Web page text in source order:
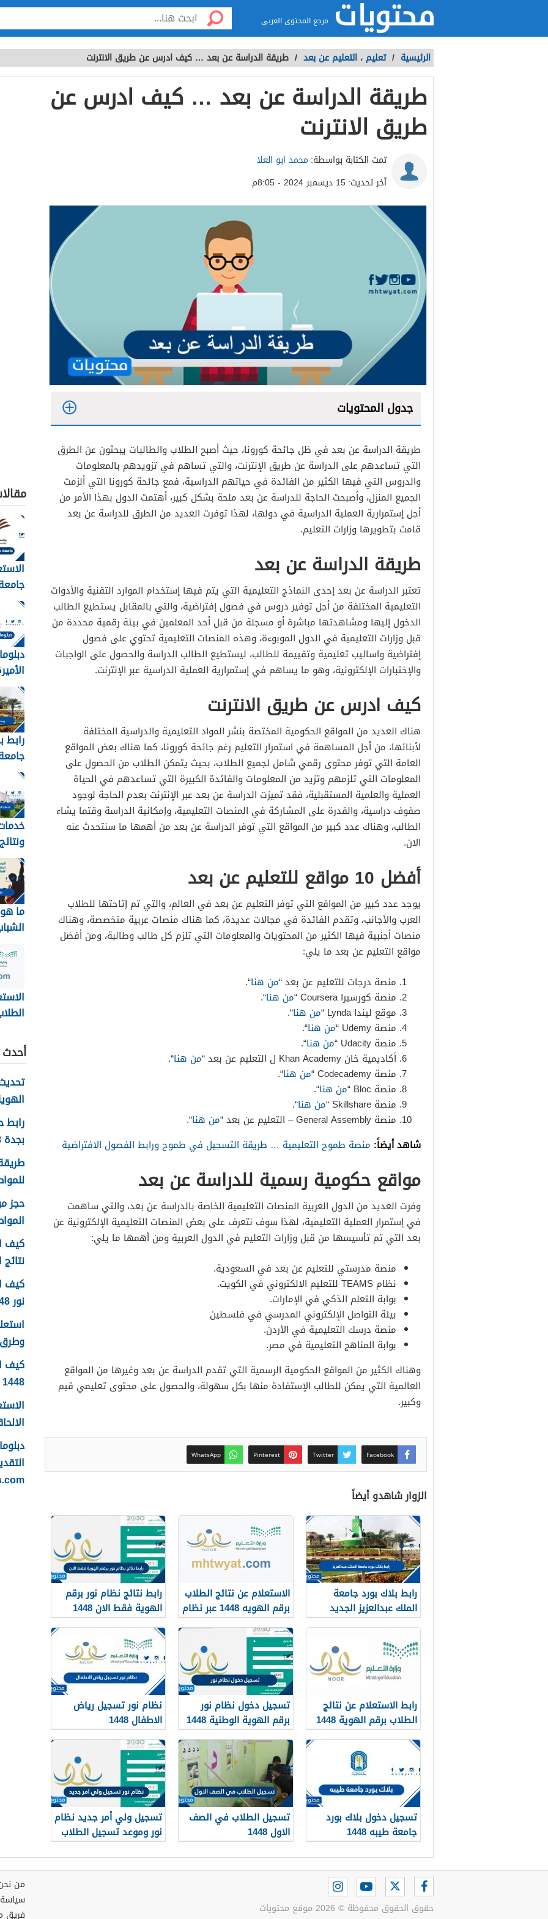
مرجع المحتوى العربي
الرئيسية / تعليم ، التعليم عن بعد / طريقة الدراسة عن بعد … كيف ادرس عن طريق الانترنت
طريقة الدراسة عن بعد … كيف ادرس عن
طريق الانترنت
تمت الكتابة بواسطة: محمد ابو العلا
آخر تحديث:15 ديسمبر 2024 - 8:05م
جدول المحتويات
طريقة الدراسة عن بعد في ظل جائحة كورونا، حيث أصبح الطلاب والطالبات يبحثون عن الطرق
التي تساعدهم على الدراسة عن طريق الإنترنت، والتي تساهم في تزويدهم بالمعلومات
والدروس التي فيها الكثير من الفائدة في حياتهم الدراسية، فمع جائحة كورونا التي ألزمت
الجميع المنزل، وأصبحت الحاجة للدراسة عن بعد ملحة بشكل كبير، أهتمت الدول بهذا الأمر من
أجل إستمرارية العملية الدراسية في دولها، لهذا توفرت العديد من الطرق للدراسة عن بعد
قامت بتطويرها وزارات التعليم.
طريقة الدراسة عن بعد
تعتبر الدراسة عن بعد إحدى النماذج التعليمية التي يتم فيها إستخدام الموارد التقنية والأدوات
التعليمية المختلفة من أجل توفير دروس في فصول إفتراضية، والتي بالمقابل يستطيع الطالب
الدخول إليها ومشاهدتها مباشرة أو مسجلة من قبل أحد المعلمين في بيئة رقمية محددة من
قبل وزارات التعليمية في الدول الموبوءة، وهذه المنصات التعليمية تحتوي على فصول
إفتراضية واساليب تعليمية وتقييمة للطالب، ليستطيع الطالب الدراسة والحصول على الواجبات
والإختبارات الإلكترونية، وهو ما يساهم في إستمرارية العملية الدراسية عبر الإنترنت.
كيف ادرس عن طريق الانترنت
هناك العديد من المواقع الحكومية المختصة بنشر المواد التعليمية والدراسية المختلفة
لأبنائها، من أجل المساهمة في استمرار التعليم رغم جائحة كورونا، كما هناك بعض المواقع
العامة التي توفر محتوى رقمي شامل لجميع الطلاب، بحيث يتمكن الطلاب من الحصول على
المعلومات التي تلزمهم وتزيد من المعلومات والفائدة الكبيرة التي تساعدهم في الحياة
العملية والعلمية المستقبلية، فقد تميزت الدراسة عن بعد عبر الإنترنت بعدم الحاجة لوجود
صفوف دراسية، والقدرة على المشاركة في المنصات التعليمية، وإمكانية الدراسة وقتما يشاء
الطالب، وهناك عدد كبير من المواقع التي توفر الدراسة عن بعد من أهمها ما سنتحدث عنه
الان.
أفضل 10 مواقع للتعليم عن بعد
يوجد عدد كبير من المواقع التي توفر التعليم عن بعد في العالم، والتي تم إتاحتها للطلاب
العرب والأجانب، وتقدم الفائدة في مجالات عديدة، كما هناك منصات عربية متخصصة، وهناك
منصات أجنبية فيها الكثير من المحتويات والمعلومات التي تلزم كل طالب وطالبة، ومن أفضل
مواقع التعليم عن بعد ما يلي:
منصة درجات للتعليم عن بعد “من هنا“.
منصة كورسيرا Coursera “
من هنا“.
موقع ليندا Lynda “
من هنا“.
منصة Udemy “
من هنا“.
منصة Udacity “
من هنا“.
أكاديمية خان Khan Academy ل التعليم عن بعد “
من هنا“.
منصة Codecademy “
من هنا“.
منصة Bloc “
من هنا“.
منصة Skillshare “
من هنا“.
منصة General Assembly – التعليم عن بعد “
من هنا“.
شاهد أيضاً: منصة طموح التعليمية … طريقة التسجيل في طموح ورابط الفصول الافتراضية
مواقع حكومية رسمية للدراسة عن بعد
وفرت العديد من الدول العربية المنصات التعليمية الخاصة بالدراسة عن بعد، والتي ساهمت
في إستمرار العملية التعليمية، لهذا سوف نتعرف على بعض المنصات التعليمية الإلكترونية عن
بعد التي تم تأسيسها من قبل وزارات التعليم في الدول العربية ومن أهمها ما يلي:
منصة مدرستي للتعليم عن بعد في السعودية.
نظام TEAMS للتعليم الالكتروني في الكويت.
بوابة التعلم الذكي في الإمارات.
بيئة التواصل الإلكتروني المدرسي في فلسطين
منصة درسك التعليمية في الأردن.
بوابة المناهج التعليمية في مصر.
وهناك الكثير من المواقع الحكومية الرسمية التي تقدم الدراسة عن بعد وغيرها من المواقع
العالمية التي يمكن للطالب الإستفادة منها بكل سهولة، والحصول على محتوى تعليمي قيم
وكبير.
Facebook
Twitter
Pinterest
WhatsApp
الزوار شاهدو أيضاً
رابط بلاك بورد جامعة
الملك عبدالعزيز الجديد
1448 blackboard kau
الاستعلام عن نتائج الطلاب
برقم الهويه 1448 عبر نظام
نور noor.moe.gov.sa
رابط نتائج نظام نور برقم
الهوية فقط الان 1448
رابط الاستعلام عن نتائج
الطلاب برقم الهوية 1448
عبر نظام نور
noor.moe.gov.sa
تسجيل دخول نظام نور
برقم الهوية الوطنية 1448
نظام نور تسجيل رياض
الاطفال 1448
تسجيل دخول بلاك بورد
جامعة طيبه 1448
تسجيل الطلاب في الصف
الاول 1448
تسجيل ولي أمر جديد نظام
نور وموعد تسجيل الطلاب
في نظام نور 1448
1448
رابط
kau
1448
ما
نظام
أحدث
الهوية 1448
بجدة 1448
كيف
نتائج
كيف
نور 1448
كيف
1448
حقوق الحقوق محفوظة © 2026 موقع محتويات
من
فريق